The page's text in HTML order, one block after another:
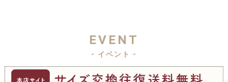
EVENT
- イベント -